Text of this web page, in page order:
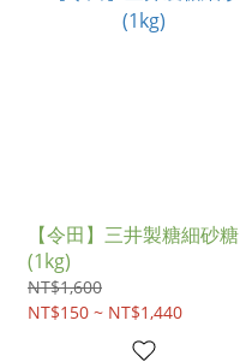
【令田】三井製糖細砂糖
(1kg)
NT$1,600
NT$150 ~ NT$1,440